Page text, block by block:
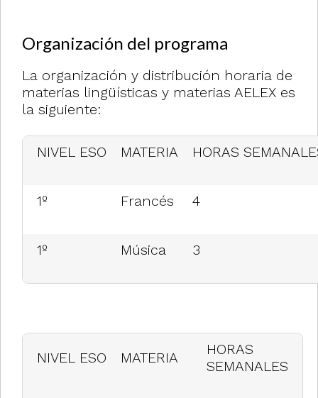
Organización del programa
La organización y distribución horaria de
materias lingüísticas y materias AELEX es
la siguiente:
NIVEL ESO MATERIA HORAS
1º Francés 4
1º Música 3
NIVEL ESO MATERIA
HORAS
SEMANALES